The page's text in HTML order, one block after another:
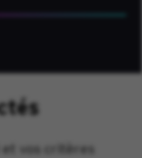
et vos critères